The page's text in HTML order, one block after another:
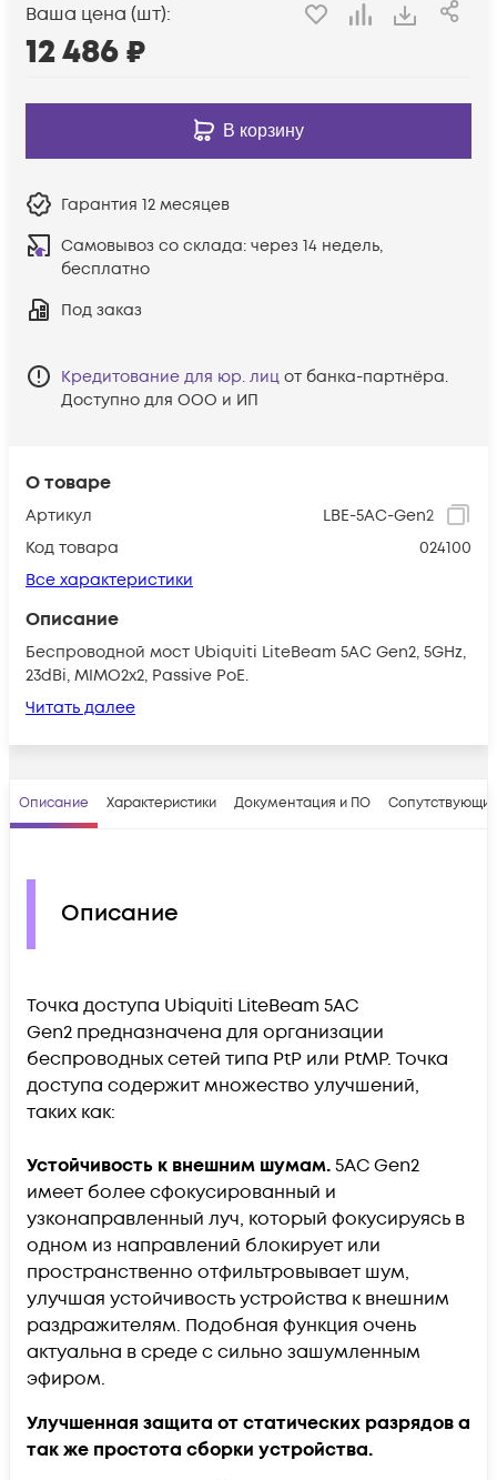
О товаре
Артикул
LBE-5AC-Gen2
Код товара
024100
Все характеристики
Описание
Беспроводной мост Ubiquiti LiteBeam 5AC Gen2, 5GHz,
23dBi, MIMO2x2, Passive PoE.
Читать далее
Ваша цена (шт):
12 486₽
В корзину
Гарантия 12 месяцев
Самовывоз со склада: через 14 недель,
бесплатно
Под заказ
Кредитование для юр. лиц от банка-партнёра.
Доступно для ООО и ИП
Описание Характеристики Документация и ПО
Описание
Точка доступа Ubiquiti LiteBeam 5AC
Gen2 предназначена для организации
беспроводных сетей типа PtP или PtMP. Точка
доступа содержит множество улучшений,
таких как:
Устойчивость к внешним шумам.5AC Gen2
имеет более сфокусированный и
узконаправленный луч, который фокусируясь в
одном из направлений блокирует или
пространственно отфильтровывает шум,
улучшая устойчивость устройства к внешним
раздражителям. Подобная функция очень
актуальна в среде с сильно зашумленным
эфиром.
Улучшенная защита от статических разрядов а
так же простота сборки устройства.